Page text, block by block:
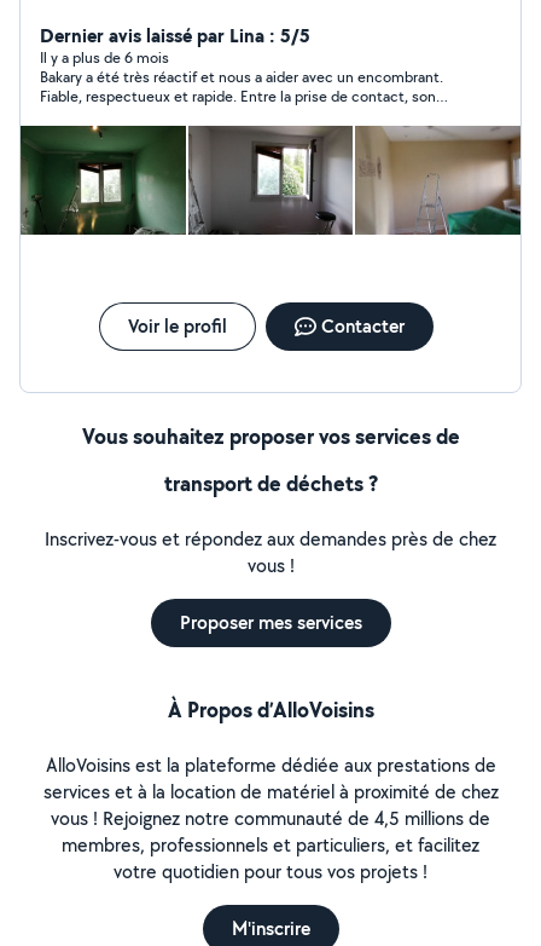
Dernier avis laissé par Lina : 5/5
Il y a plus de 6 mois
Bakary a été très réactif et nous a aider avec un encombrant.
Fiable, respectueux et rapide. Entre la prise de contact, son
de 40m.
Voir le profil Contacter
Vous souhaitez proposer vos services de
transport de déchets ?
Inscrivez-vous et répondez aux demandes près de chez
vous !
Proposer mes services
À Propos d’AlloVoisins
AlloVoisins est la plateforme dédiée aux prestations de
services et à la location de matériel à proximité de chez
vous ! Rejoignez notre communauté de 4,5 millions de
membres, professionnels et particuliers, et facilitez
votre quotidien pour tous vos projets !
M'inscrire